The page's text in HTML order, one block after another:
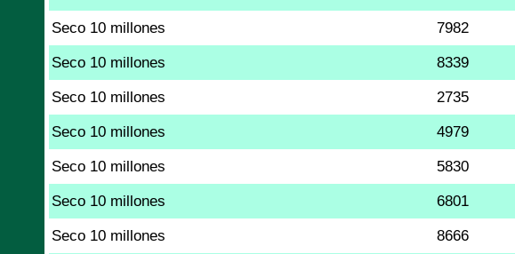
Seco 10 millones 7982
Seco 10 millones 8339
Seco 10 millones 2735
Seco 10 millones 4979
Seco 10 millones 5830
Seco 10 millones 6801
Seco 10 millones 8666